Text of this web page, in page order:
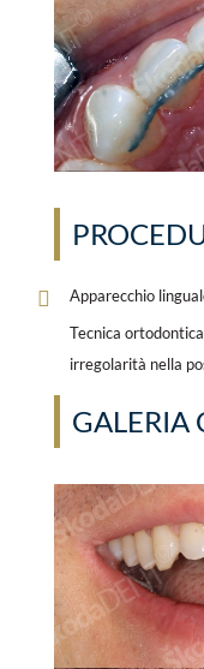
Apparecchio
Tecnica
irregolarità nella
GALERIA